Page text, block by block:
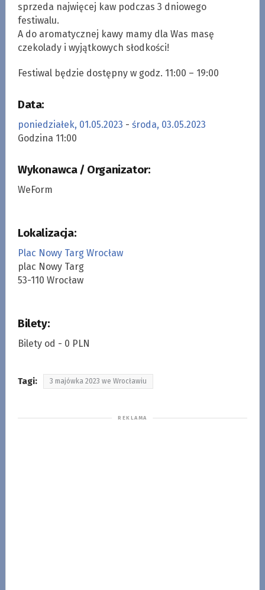
sprzeda najwięcej kaw podczas 3 dniowego
festiwalu.
A do aromatycznej kawy mamy dla Was masę
czekolady i wyjątkowych słodkości!
Festiwal będzie dostępny w godz. 11:00 – 19:00
Data:
poniedziałek, 01.05.2023 - środa, 03.05.2023
Godzina 11:00
Wykonawca / Organizator:
WeForm
Lokalizacja:
Plac Nowy Targ Wrocław
plac Nowy Targ
53-110 Wrocław
Bilety:
Bilety od - 0 PLN
Tagi: 3 majówka 2023 we Wrocławiu